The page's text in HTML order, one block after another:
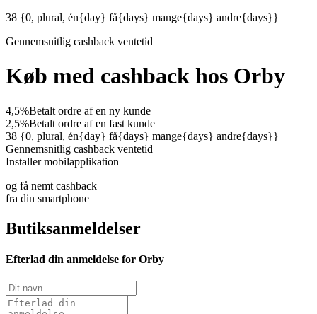
38 {0, plural, én{day} få{days} mange{days} andre{days}}
Gennemsnitlig cashback ventetid
Køb med cashback hos Orby
4,5%Betalt ordre af en ny kunde
2,5%Betalt ordre af en fast kunde
38 {0, plural, én{day} få{days} mange{days} andre{days}}
Gennemsnitlig cashback ventetid
Installer mobilapplikation
og få nemt cashback
fra din smartphone
Butiksanmeldelser
Efterlad din anmeldelse for Orby